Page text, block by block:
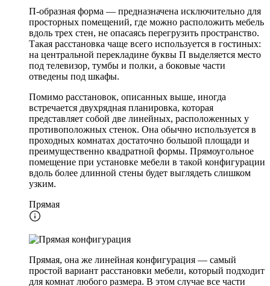
П-образная форма — предназначена исключительно для
просторных помещений, где можно расположить мебель
вдоль трех стен, не опасаясь перегрузить пространство.
Такая расстановка чаще всего используется в гостиных:
на центральной перекладине буквы П выделяется место
под телевизор, тумбы и полки, а боковые части
отведены под шкафы.
Помимо расстановок, описанных выше, иногда
встречается двухрядная планировка, которая
представляет собой две линейных, расположенных у
противоположных стенок. Она обычно используется в
проходных комнатах достаточно большой площади и
преимущественно квадратной формы. Прямоугольное
помещение при установке мебели в такой конфигурации
вдоль более длинной стены будет выглядеть слишком
узким.
Прямая
Прямая, она же линейная конфигурация — самый
простой вариант расстановки мебели, который подходит
для комнат любого размера. В этом случае все части